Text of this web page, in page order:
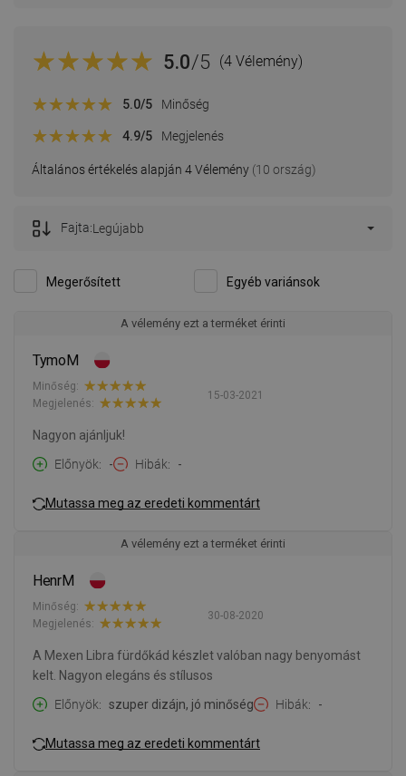
5.0/5 (4 Vélemény)
Általános értékelés alapján 4 Vélemény (10 ország)
5.0/5 Minőség
4.9/5 Megjelenés
Megerősített Egyéb variánsok
Fajta:Legújabb
A vélemény ezt a terméket érinti
TymoM
15-03-2021
Minőség:
Megjelenés:
Nagyon ajánljuk!
Előnyök
- Hibák -
Mutassa meg az eredeti kommentárt
A vélemény ezt a terméket érinti
HenrM
30-08-2020
Minőség:
Megjelenés:
A Mexen Libra fürdőkád készlet valóban nagy benyomást
kelt. Nagyon elegáns és stílusos
Előnyök
szuper dizájn, jó minőség Hibák -
Mutassa meg az eredeti kommentárt